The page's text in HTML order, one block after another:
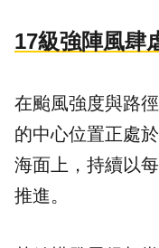
17級強陣風肆
在颱風強度與路
的中心位置正處
海面上，持續以
推進。